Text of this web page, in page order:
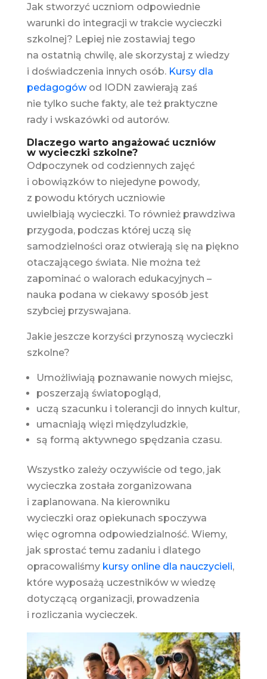
Jak stworzyć uczniom odpowiednie
warunki do integracji w trakcie wycieczki
szkolnej? Lepiej nie zostawiaj tego
na ostatnią chwilę, ale skorzystaj z wiedzy
i doświadczenia innych osób. Kursy dla
pedagogówod IODN zawierają zaś
nie tylko suche fakty, ale też praktyczne
rady i wskazówki od autorów.
Dlaczego warto angażować uczniów
w wycieczki szkolne?
Odpoczynek od codziennych zajęć
i obowiązków to niejedyne powody,
z powodu których uczniowie
uwielbiają wycieczki. To również prawdziwa
przygoda, podczas której uczą się
samodzielności oraz otwierają się na piękno
otaczającego świata. Nie można też
zapominać o walorach edukacyjnych –
nauka podana w ciekawy sposób jest
szybciej przyswajana.
Jakie jeszcze korzyści przynoszą wycieczki
szkolne?
Umożliwiają poznawanie nowych miejsc,
poszerzają światopogląd,
uczą szacunku i tolerancji do innych kultur,
umacniają więzi międzyludzkie,
są formą aktywnego spędzania czasu.
Wszystko zależy oczywiście od tego, jak
wycieczka została zorganizowana
i zaplanowana. Na kierowniku
wycieczki oraz opiekunach spoczywa
więc ogromna odpowiedzialność. Wiemy,
jak sprostać temu zadaniu i dlatego
opracowaliśmy kursy online dla nauczycieli,
które wyposażą uczestników w wiedzę
dotyczącą organizacji, prowadzenia
i rozliczania wycieczek.